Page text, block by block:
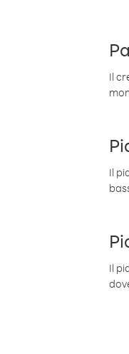
Il
Il
Il